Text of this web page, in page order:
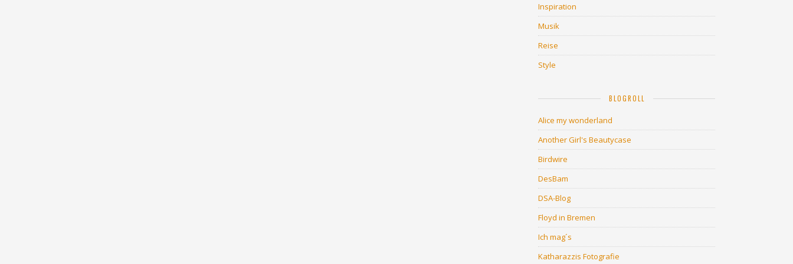
Inspiration
Musik
Reise
Style
BLOGROLL
Alice my wonderland
Another Girl's Beautycase
Birdwire
DesBam
DSA-Blog
Floyd in Bremen
Ich mag´s
Katharazzis Fotografie